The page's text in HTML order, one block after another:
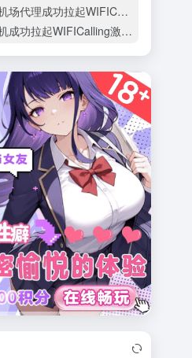
WIFICalling（VoWifi）的实录：以GiffGaff卡为例
WIFICalling激活CTExcel（EE卡）实录